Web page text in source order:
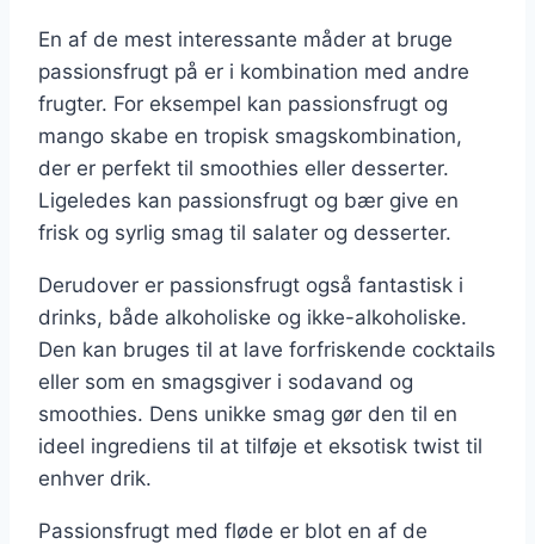
En af de mest interessante måder at bruge
passionsfrugt på er i kombination med andre
frugter. For eksempel kan passionsfrugt og
mango skabe en tropisk smagskombination,
der er perfekt til smoothies eller desserter.
Ligeledes kan passionsfrugt og bær give en
frisk og syrlig smag til salater og desserter.
Derudover er passionsfrugt også fantastisk i
drinks, både alkoholiske og ikke-alkoholiske.
Den kan bruges til at lave forfriskende cocktails
eller som en smagsgiver i sodavand og
smoothies. Dens unikke smag gør den til en
ideel ingrediens til at tilføje et eksotisk twist til
enhver drik.
Passionsfrugt med fløde er blot en af de